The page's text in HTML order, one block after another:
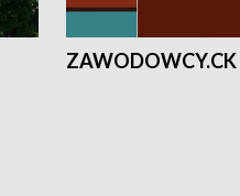
ZAWODOWCY.CK